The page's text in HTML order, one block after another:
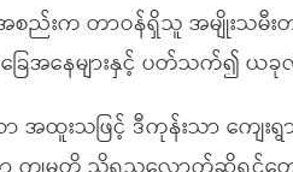
းက တာဝန်ရှိသူ အမျိုးသမီးတ
ေအနေများနှင့် ပတ်သက်၍ ယခု
ထူးသဖြင့် ဒီကုန်းသာ ကျေးရွာ